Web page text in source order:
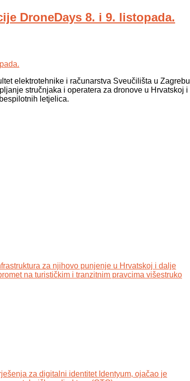
DroneDays 8. i 9. listopada.
elektrotehnike i računarstva Sveučilišta u Zagrebu
stručnjaka i operatera za dronove u Hrvatskoj i
letjelica.
za njihovo punjenje u Hrvatskoj i dalje
na turističkim i tranzitnim pravcima višestruko
za digitalni identitet Identyum, ojаčao je